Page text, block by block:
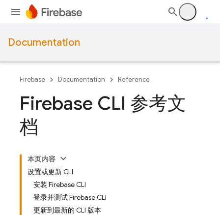
Documentation
Firebase Documentation Reference
Firebase CLI 参考文
档
本页内容
设置或更新 CLI
安装 Firebase CLI
登录并测试 Firebase CLI
更新到最新的 CLI 版本